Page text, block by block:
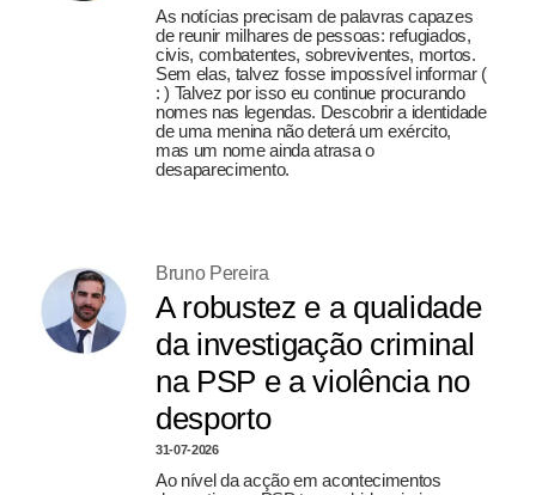
As notícias precisam de palavras capazes
de reunir milhares de pessoas: refugiados,
civis, combatentes, sobreviventes, mortos.
Sem elas, talvez fosse impossível informar (
: ) Talvez por isso eu continue procurando
nomes nas legendas. Descobrir a identidade
de uma menina não deterá um exército,
mas um nome ainda atrasa o
desaparecimento.
Bruno Pereira
A robustez e a qualidade
da investigação criminal
na PSP e a violência no
desporto
31-07-2026
Ao nível da acção em acontecimentos